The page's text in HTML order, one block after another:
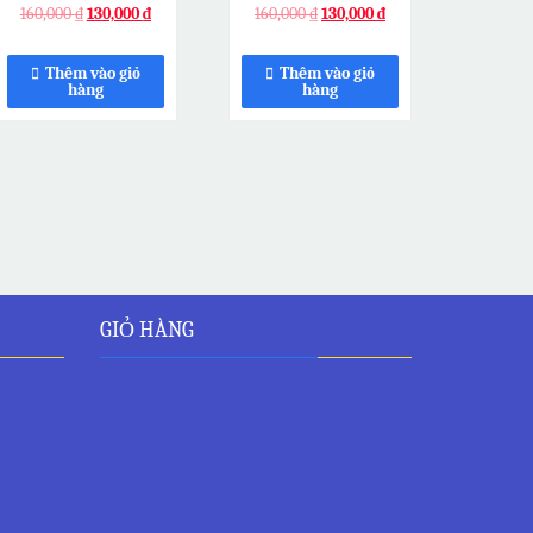
160,000₫130,000₫
Thêm vào giỏ
hàng
160,000₫130,000₫
Thêm vào giỏ
hàng
GIỎ HÀNG